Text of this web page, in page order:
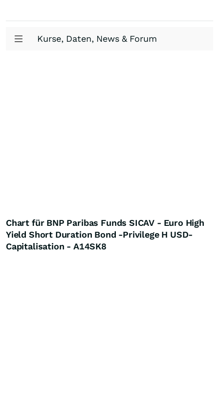
Kurse, Daten, News & Forum
Chart für BNP Paribas Funds SICAV - Euro High
Yield Short Duration Bond -Privilege H USD-
Capitalisation - A14SK8